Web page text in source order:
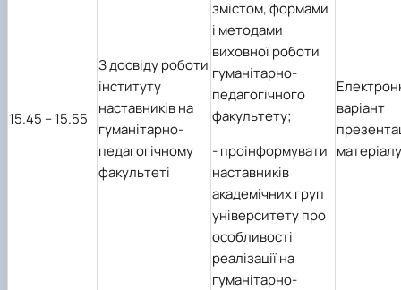
15.45 – 15.55
З досвіду роботи
інституту
наставників на
гуманітарно-
педагогічному
факультеті
змістом, формами
і методами
виховної роботи
гуманітарно-
педагогічного
факультету;
- проінформувати
наставників
академічних груп
університету про
особливості
реалізації на
гуманітарно-
варіант
матеріалу